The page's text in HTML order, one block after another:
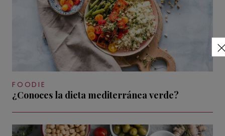
FOODIE
¿Conoces la dieta mediterránea verde?